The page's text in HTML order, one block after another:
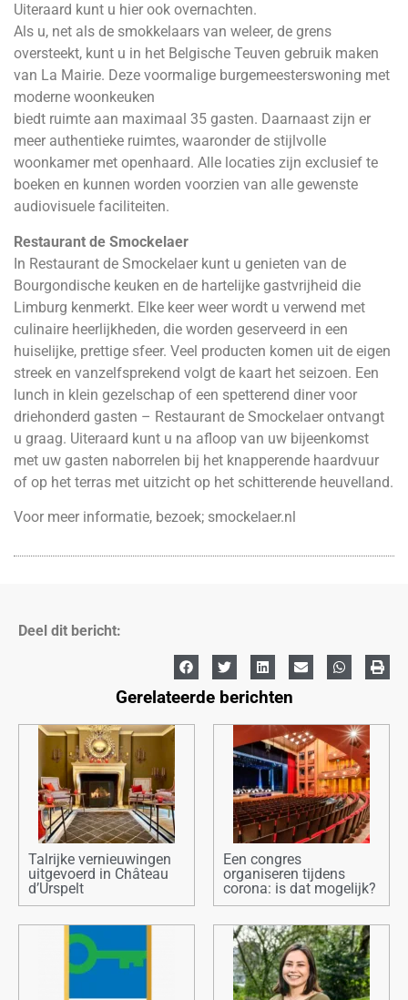
Uiteraard kunt u hier ook overnachten.
Als u, net als de smokkelaars van weleer, de grens
oversteekt, kunt u in het Belgische Teuven gebruik maken
van La Mairie. Deze voormalige burgemeesterswoning met
moderne woonkeuken
biedt ruimte aan maximaal 35 gasten. Daarnaast zijn er
meer authentieke ruimtes, waaronder de stijlvolle
woonkamer met openhaard. Alle locaties zijn exclusief te
boeken en kunnen worden voorzien van alle gewenste
audiovisuele faciliteiten.
Restaurant de Smockelaer
In Restaurant de Smockelaer kunt u genieten van de
Bourgondische keuken en de hartelijke gastvrijheid die
Limburg kenmerkt. Elke keer weer wordt u verwend met
culinaire heerlijkheden, die worden geserveerd in een
huiselijke, prettige sfeer. Veel producten komen uit de eigen
streek en vanzelfsprekend volgt de kaart het seizoen. Een
lunch in klein gezelschap of een spetterend diner voor
driehonderd gasten – Restaurant de Smockelaer ontvangt
u graag. Uiteraard kunt u na afloop van uw bijeenkomst
met uw gasten naborrelen bij het knapperende haardvuur
of op het terras met uitzicht op het schitterende heuvelland.
Voor meer informatie, bezoek; smockelaer.nl
Deel dit bericht:
Gerelateerde berichten
Talrijke vernieuwingen
uitgevoerd in Château
d’Urspelt
Een congres
organiseren tijdens
corona: is dat mogelijk?